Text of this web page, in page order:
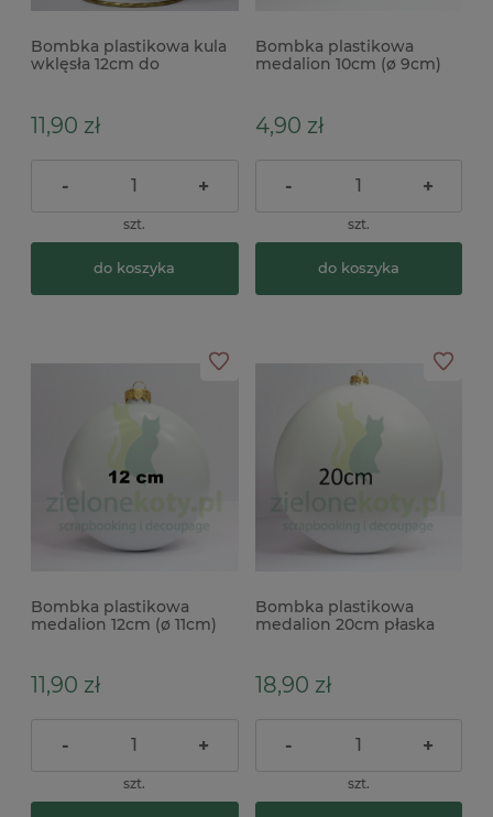
Bombka plastikowa kula
wklęsła 12cm do
11,90 zł
- +
szt.
do koszyka
Bombka plastikowa
medalion 10cm (ø 9cm)
4,90 zł
- +
szt.
do koszyka
Bombka plastikowa
medalion 12cm (ø 11cm)
11,90 zł
- +
szt.
Bombka plastikowa
medalion 20cm płaska
18,90 zł
- +
szt.